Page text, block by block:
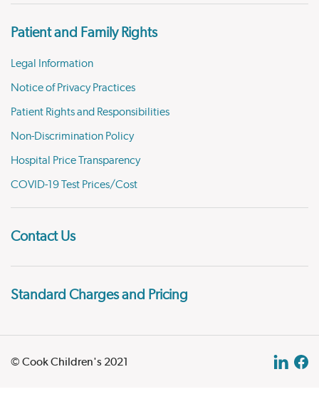
Patient and Family Rights
Legal Information
Notice of Privacy Practices
Patient Rights and Responsibilities
Non-Discrimination Policy
Hospital Price Transparency
COVID-19 Test Prices/Cost
Contact Us
Standard Charges and Pricing
© Cook Children's 2021